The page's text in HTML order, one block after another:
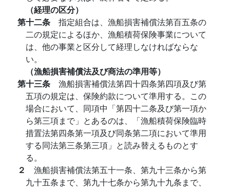
（経理の区分）
第十二条 指定組合は、漁船損害補償法第百五条の
二の規定によるほか、漁船積荷保険事業について
は、他の事業と区分して経理しなければならな
い。
（漁船損害補償法及び商法の準用等）
第十三条 漁船損害補償法第四十四条第四項及び第
五項の規定は、保険約款について準用する。この
場合において、同項中「第四十二条及び第一項か
ら第三項まで」とあるのは、「漁船積荷保険臨時
措置法第四条第一項及び同条第二項において準用
する同法第三条第三項」と読み替えるものとす
る。
２ 漁船損害補償法第五十一条、第九十三条から第
九十五条まで、第九十七条から第九十九条まで、